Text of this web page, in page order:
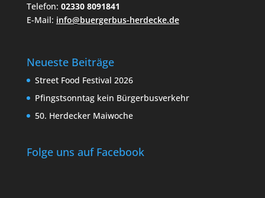
Telefon: 02330 8091841
E-Mail: info@buergerbus-herdecke.de
Neueste Beiträge
Street Food Festival 2026
Pfingstsonntag kein Bürgerbusverkehr
50. Herdecker Maiwoche
Folge uns auf Facebook